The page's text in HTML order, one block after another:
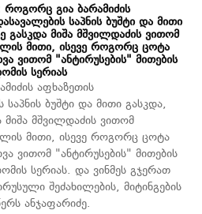
გია ბარამიძის
საპნის ბუშტი და მითი
გასკდა მიშა მშვილდაძის ვითომ
მითი, ისევე როგორც ცოტა
ვითომ "ანტირუსების" მითების
სერიას
აფხაზეთის
საპნის ბუშტი და მითი გასკდა,
მიშა მშვილდაძის ვითომ
მითი, ისევე როგორც ცოტა
ვითომ "ანტირუსების" მითების
სერიას. და ვინმეს გჯერათ
შეძახილების, მიტინგების
ანჯაფარიძე.